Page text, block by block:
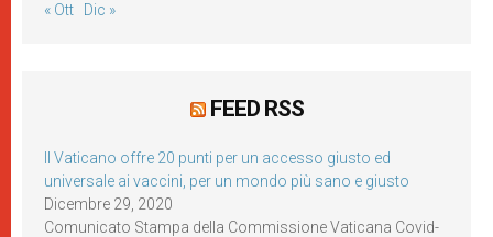
« Ott Dic »
FEED RSS
Il Vaticano offre 20 punti per un accesso giusto ed
universale ai vaccini, per un mondo più sano e giusto
Dicembre 29, 2020
Comunicato Stampa della Commissione Vaticana Covid-